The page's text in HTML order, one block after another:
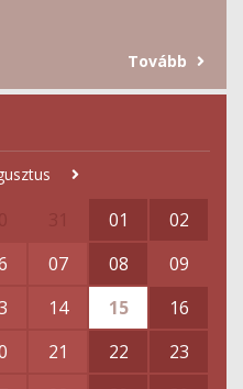
Tovább
01
02
07 08
09
14 15
16
21 22
23